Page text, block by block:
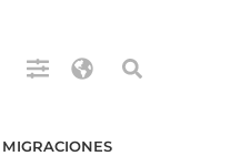
MIGRACIONES